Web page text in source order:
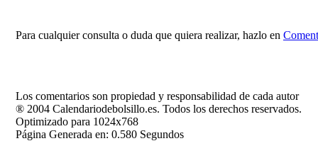
Para cualquier consulta o duda que quiera realizar, hazlo en
Los comentarios son propiedad y responsabilidad de cada autor
® 2004 Calendariodebolsillo.es. Todos los derechos reservados.
Optimizado para 1024x768
Página Generada en: 0.580 Segundos